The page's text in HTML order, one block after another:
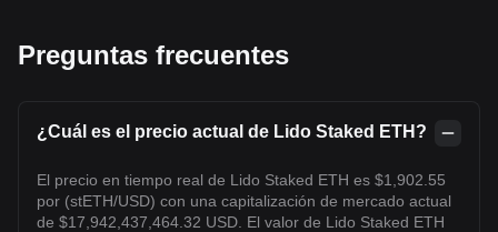
Preguntas frecuentes
¿Cuál es el precio actual de Lido Staked ETH?
El precio en tiempo real de Lido Staked ETH es $1,902.55
por (stETH/USD) con una capitalización de mercado actual
de $17,942,437,464.32 USD. El valor de Lido Staked ETH